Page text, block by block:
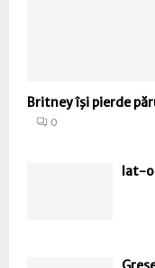
Britney îşi pierde
0
Iat-o